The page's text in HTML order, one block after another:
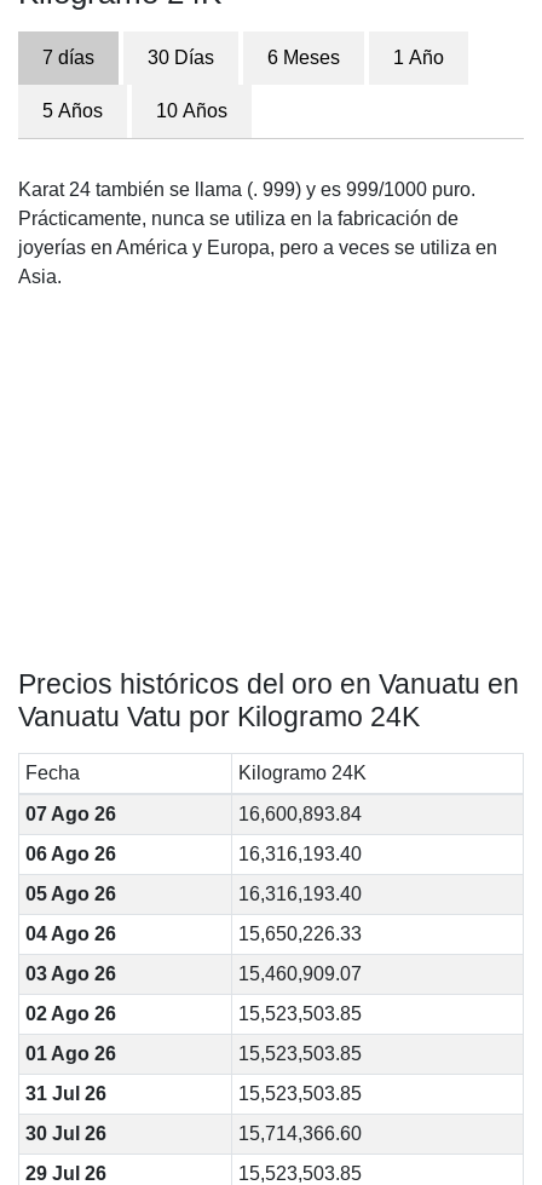
7 días 30 Días 6 Meses 1 Año
5 Años 10 Años
Karat 24 también se llama (. 999) y es 999/1000 puro.
Prácticamente, nunca se utiliza en la fabricación de
joyerías en América y Europa, pero a veces se utiliza en
Asia.
Precios históricos del oro en Vanuatu en
Vanuatu Vatu por Kilogramo 24K
Fecha
Kilogramo 24K
07 Ago 26
16,600,893.84
06 Ago 26
16,316,193.40
05 Ago 26
16,316,193.40
04 Ago 26
15,650,226.33
03 Ago 26
15,460,909.07
02 Ago 26
15,523,503.85
01 Ago 26
15,523,503.85
31 Jul 26
15,523,503.85
30 Jul 26
15,714,366.60
29 Jul 26
15,523,503.85